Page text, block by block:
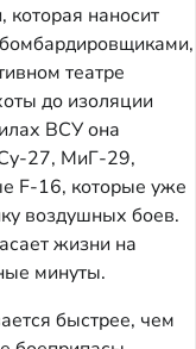
которая наносит
театре
до изоляции
ВСУ она
27, МиГ-29,
F-16, которые уже
воздушных боев.
жизни на
минуты.
быстрее, чем